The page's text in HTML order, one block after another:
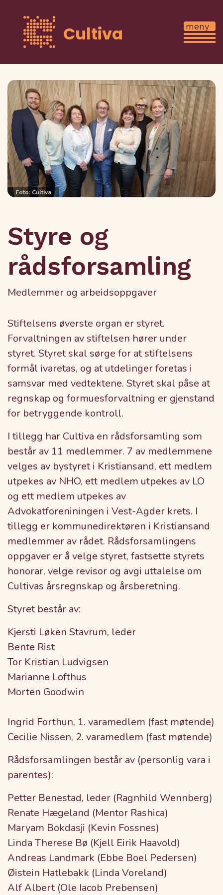
Cultiva
Foto: Cultiva
Styre og
rådsforsamling
Medlemmer og arbeidsoppgaver
Stiftelsens øverste organ er styret.
Forvaltningen av stiftelsen hører under
styret. Styret skal sørge for at stiftelsens
formål ivaretas, og at utdelinger foretas i
samsvar med vedtektene. Styret skal påse at
regnskap og formuesforvaltning er gjenstand
for betryggende kontroll.
I tillegg har Cultiva en rådsforsamling som
består av 11 medlemmer. 7 av medlemmene
velges av bystyret i Kristiansand, ett medlem
utpekes av NHO, ett medlem utpekes av LO
og ett medlem utpekes av
Advokatforeniningen i Vest-Agder krets. I
tillegg er kommunedirektøren i Kristiansand
medlemmer av rådet. Rådsforsamlingens
oppgaver er å velge styret, fastsette styrets
honorar, velge revisor og avgi uttalelse om
Cultivas årsregnskap og årsberetning.
Styret består av:
Kjersti Løken Stavrum, leder
Bente Rist
Tor Kristian Ludvigsen
Marianne Lofthus
Morten Goodwin
Ingrid Forthun, 1. varamedlem (fast møtende)
Cecilie Nissen, 2. varamedlem (fast møtende)
Rådsforsamlingen består av (personlig vara i
parentes):
Petter Benestad, leder (Ragnhild Wennberg)
Renate Hægeland (Mentor Rashica)
Maryam Bokdasji (Kevin Fossnes)
Linda Therese Bø (Kjell Eirik Haavold)
Andreas Landmark (Ebbe Boel Pedersen)
Øistein Hatlebakk (Linda Voreland)
Alf Albert (Ole Iacob Prebensen)